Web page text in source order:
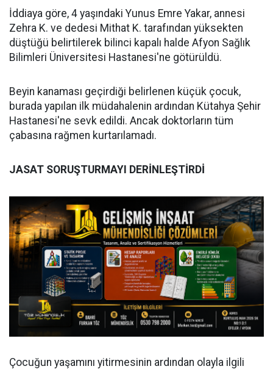
İddiaya göre, 4 yaşındaki Yunus Emre Yakar, annesi
Zehra K. ve dedesi Mithat K. tarafından yüksekten
düştüğü belirtilerek bilinci kapalı halde Afyon Sağlık
Bilimleri Üniversitesi Hastanesi'ne götürüldü.
Beyin kanaması geçirdiği belirlenen küçük çocuk,
burada yapılan ilk müdahalenin ardından Kütahya Şehir
Hastanesi'ne sevk edildi. Ancak doktorların tüm
çabasına rağmen kurtarılamadı.
JASAT SORUŞTURMAYI DERİNLEŞTİRDİ
Çocuğun yaşamını yitirmesinin ardından olayla ilgili